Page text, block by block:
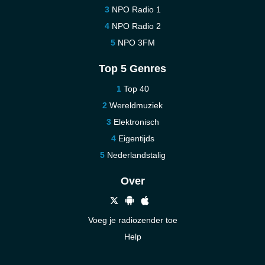
NPO Radio 1
NPO Radio 2
NPO 3FM
Top 5 Genres
Top 40
Wereldmuziek
Elektronisch
Eigentijds
Nederlandstalig
Over
Voeg je radiozender toe
Help